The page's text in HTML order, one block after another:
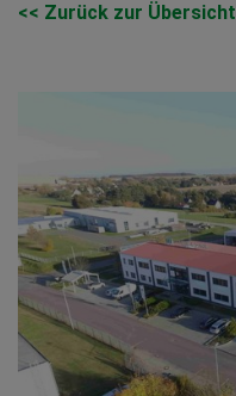
<< Zurück zur Übersicht